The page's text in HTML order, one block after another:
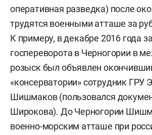
оперативная разведка) после
трудятся военными атташе за
К примеру, в декабре 2016 года
госпереворота в Черногории в
розыск был объявлен
«консерватории» сотрудник ГРУ
Шишмаков (пользовался
Широкова). До Черногории
военно-морским атташе при